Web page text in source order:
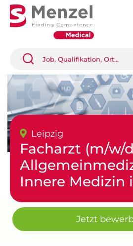
Leipzig
Facharzt (m/w/
Innere Medizin
Jetzt